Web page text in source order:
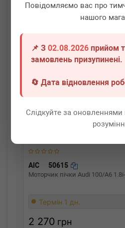
Повідомляємо вас про
нашого
📌 З02.08.2026 прийом
замовлень призупинені.
🔄 Дата відновлення
Слідкуйте за оновленнями
В
AIC 50615
Моторчик пічки Audi 100/A6
Термін 1 дн.
2 270 грн